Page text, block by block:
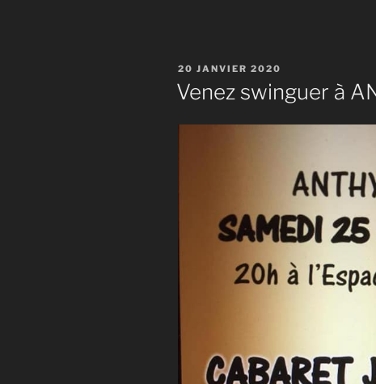
PUBLIÉ
LE
20 JANVIER 2020
Venez swinguer à